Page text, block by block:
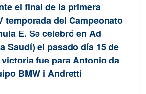
el final de la primera
temporada del Campeonato
E. Se celebró en Ad
Saudí) el pasado día 15 de
fue para Antonio da
BMW i Andretti